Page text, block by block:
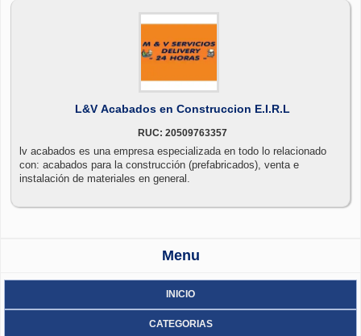
L&V Acabados en Construccion E.I.R.L
RUC: 20509763357
lv acabados es una empresa especializada en todo lo relacionado
con: acabados para la construcción (prefabricados), venta e
instalación de materiales en general.
Menu
INICIO
CATEGORIAS